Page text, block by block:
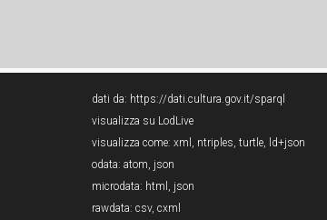
dati da: https://dati.cultura.gov.it/sparql
visualizza su LodLive
visualizza come: xml , ntriples, turtle, ld+json
odata: atom, json
microdata: html , json
rawdata: csv, cxml